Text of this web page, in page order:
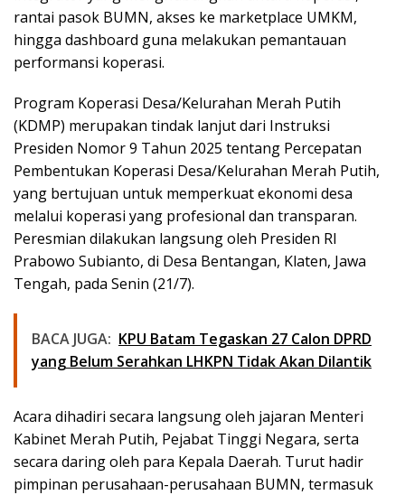
rantai pasok BUMN, akses ke marketplace UMKM,
hingga dashboard guna melakukan pemantauan
performansi koperasi.
Program Koperasi Desa/Kelurahan Merah Putih
(KDMP) merupakan tindak lanjut dari Instruksi
Presiden Nomor 9 Tahun 2025 tentang Percepatan
Pembentukan Koperasi Desa/Kelurahan Merah Putih,
yang bertujuan untuk memperkuat ekonomi desa
melalui koperasi yang profesional dan transparan.
Peresmian dilakukan langsung oleh Presiden RI
Prabowo Subianto, di Desa Bentangan, Klaten, Jawa
Tengah, pada Senin (21/7).
BACA JUGA: KPU Batam Tegaskan 27 Calon DPRD
yang Belum Serahkan LHKPN Tidak Akan Dilantik
Acara dihadiri secara langsung oleh jajaran Menteri
Kabinet Merah Putih, Pejabat Tinggi Negara, serta
secara daring oleh para Kepala Daerah. Turut hadir
pimpinan perusahaan-perusahaan BUMN, termasuk